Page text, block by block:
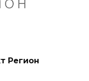
Регион